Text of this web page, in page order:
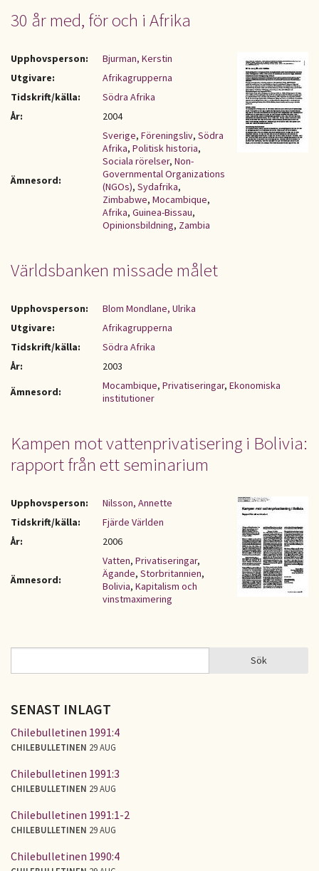
30 år med, för och i Afrika
Upphovsperson:
Bjurman, Kerstin
Utgivare:
Afrikagrupperna
Tidskrift/källa:
Södra Afrika
År:
2004
Ämnesord:
Sverige, Föreningsliv, Södra
Afrika, Politisk historia,
Sociala rörelser, Non-
Governmental Organizations
(NGOs), Sydafrika,
Zimbabwe, Mocambique,
Afrika, Guinea-Bissau,
Opinionsbildning, Zambia
Världsbanken missade målet
Upphovsperson:
Blom Mondlane, Ulrika
Utgivare:
Afrikagrupperna
Tidskrift/källa:
Södra Afrika
År:
2003
Ämnesord:
Mocambique, Privatiseringar, Ekonomiska
institutioner
Kampen mot vattenprivatisering i Bolivia:
rapport från ett seminarium
Upphovsperson:
Nilsson, Annette
Tidskrift/källa:
Fjärde Världen
År:
2006
Ämnesord:
Vatten, Privatiseringar,
Ägande, Storbritannien,
Bolivia, Kapitalism och
vinstmaximering
SÖKFORMULÄR Sök
SENAST INLAGT
Chilebulletinen 1991:4
CHILEBULLETINEN 29 AUG
Chilebulletinen 1991:3
CHILEBULLETINEN 29 AUG
Chilebulletinen 1991:1-2
CHILEBULLETINEN 29 AUG
Chilebulletinen 1990:4